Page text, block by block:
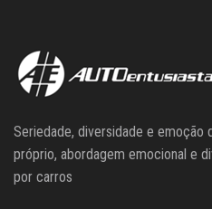
Seriedade, diversidade e emoção
próprio, abordagem emocional e
por carros